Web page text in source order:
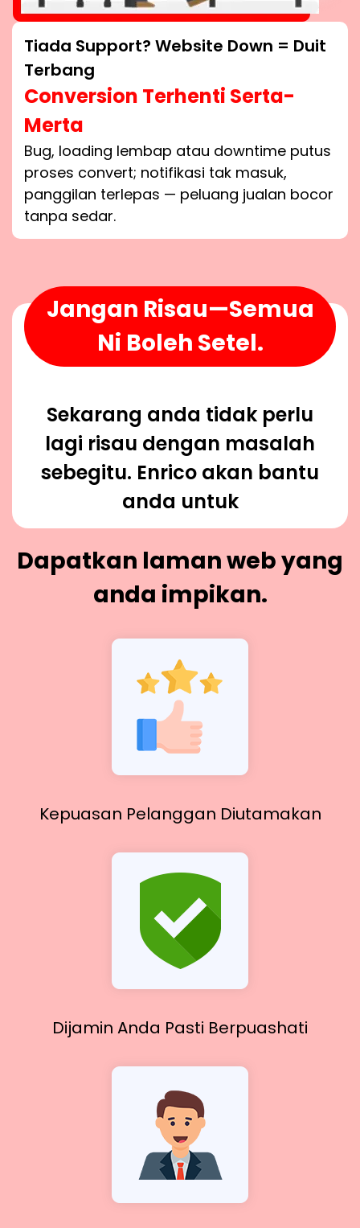
Tiada Support? Website Down = Duit
Terbang
Conversion Terhenti Serta-
Merta
Bug, loading lembap atau downtime putus
proses convert; notifikasi tak masuk,
panggilan terlepas — peluang jualan bocor
tanpa sedar.
Jangan Risau—Semua
Ni Boleh Setel.
Sekarang anda tidak perlu
lagi risau dengan masalah
sebegitu. Enrico akan bantu
anda untuk
Dapatkan laman web yang
anda impikan.
Kepuasan Pelanggan Diutamakan
Dijamin Anda Pasti Berpuashati